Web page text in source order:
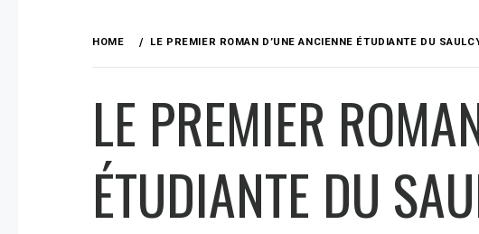
HOME LE PREMIER ROMAN D’UNE ANCIENNE ÉTUDIANTE DU
LE PREMIER
ÉTUDIANTE DU